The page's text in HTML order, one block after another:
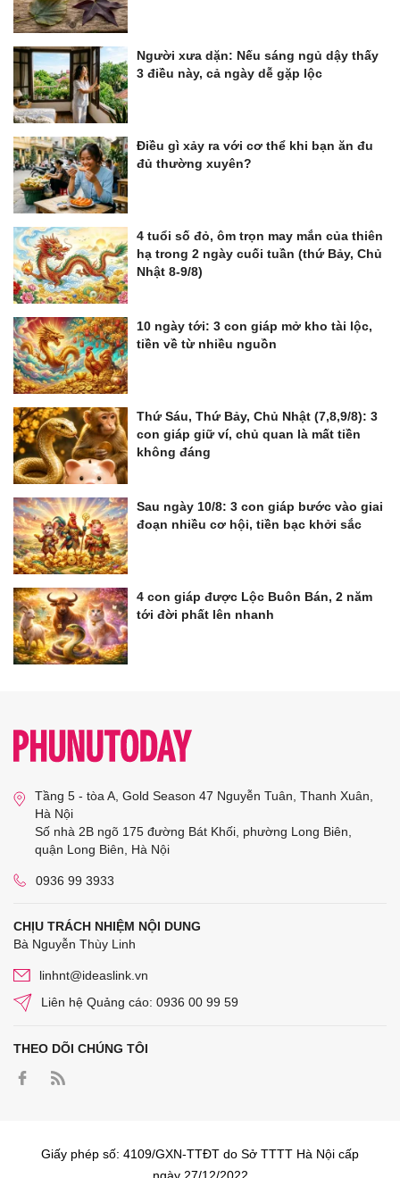
Người xưa dặn: Nếu sáng ngủ dậy thấy
3 điều này, cả ngày dễ gặp lộc
Điều gì xảy ra với cơ thể khi bạn ăn đu
đủ thường xuyên?
4 tuổi số đỏ, ôm trọn may mắn của thiên
hạ trong 2 ngày cuối tuần (thứ Bảy, Chủ
Nhật 8-9/8)
10 ngày tới: 3 con giáp mở kho tài lộc,
tiền về từ nhiều nguồn
Thứ Sáu, Thứ Bảy, Chủ Nhật (7,8,9/8): 3
con giáp giữ ví, chủ quan là mất tiền
không đáng
Sau ngày 10/8: 3 con giáp bước vào giai
đoạn nhiều cơ hội, tiền bạc khởi sắc
4 con giáp được Lộc Buôn Bán, 2 năm
tới đời phất lên nhanh
Tầng 5 - tòa A, Gold Season 47 Nguyễn Tuân, Thanh Xuân,
Hà Nội
Số nhà 2B ngõ 175 đường Bát Khối, phường Long Biên,
quận Long Biên, Hà Nội
0936 99 3933
CHỊU TRÁCH NHIỆM NỘI DUNG
Bà Nguyễn Thùy Linh
linhnt@ideaslink.vn
Liên hệ Quảng cáo: 0936 00 99 59
THEO DÕI CHÚNG TÔI
Giấy phép số: 4109/GXN-TTĐT do Sở TTTT Hà Nội cấp